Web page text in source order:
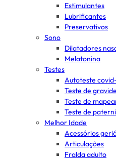
Estimulantes
Lubrificantes
Preservativos
Sono
Dilatadores
Melatonina
Testes
Autoteste
Teste de
Teste de
Teste de
Melhor Idade
Acessórios
Articulações
Fralda adulto